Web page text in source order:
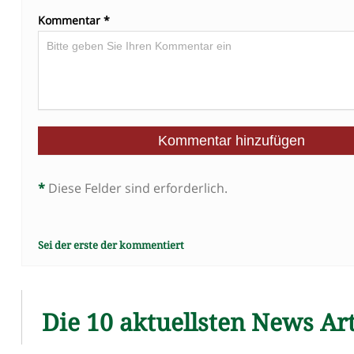
Kommentar *
*Diese Felder sind erforderlich.
Sei der erste der kommentiert
Die 10 aktuellsten News